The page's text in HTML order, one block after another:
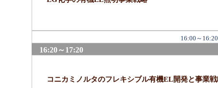
16:00～
16:20～17:20
コニカミノルタのフレキシブル有機EL開発と事業